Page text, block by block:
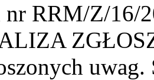
RRM/Z/16/